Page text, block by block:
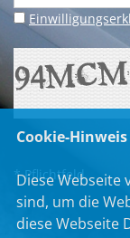
* Pflichtfeld
Cookie-Hinweis
Diese Webseite
sind, um die
diese Webseite